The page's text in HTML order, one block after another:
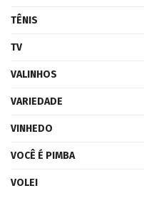
TÊNIS
TV
VALINHOS
VARIEDADE
VINHEDO
VOCÊ É PIMBA
VOLEI